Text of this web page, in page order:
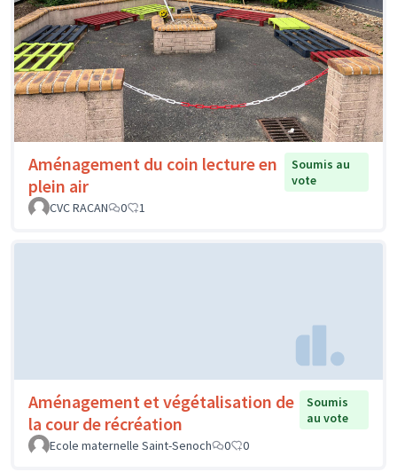
Aménagement du coin lecture en
plein air
Soumis au
vote
CVC RACAN
0 1
Aménagement et végétalisation de
la cour de récréation
Soumis
au vote
Ecole maternelle Saint-Senoch
0 0